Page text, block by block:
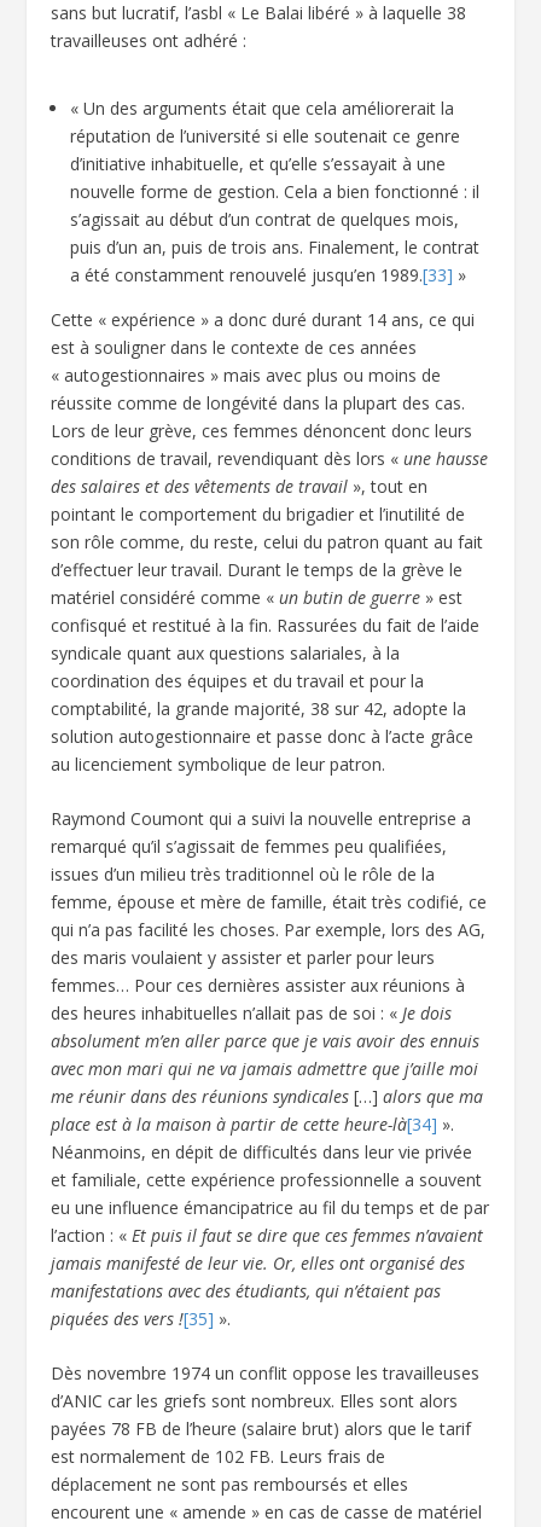
sans but lucratif, l’asbl « Le Balai libéré » à laquelle 38
travailleuses ont adhéré :
« Un des arguments était que cela améliorerait la
réputation de l’université si elle soutenait ce genre
d’initiative inhabituelle, et qu’elle s’essayait à une
nouvelle forme de gestion. Cela a bien fonctionné : il
s’agissait au début d’un contrat de quelques mois,
puis d’un an, puis de trois ans. Finalement, le contrat
a été constamment renouvelé jusqu’en 1989.[33] »
Cette « expérience » a donc duré durant 14 ans, ce qui
est à souligner dans le contexte de ces années
« autogestionnaires » mais avec plus ou moins de
réussite comme de longévité dans la plupart des cas.
Lors de leur grève, ces femmes dénoncent donc leurs
conditions de travail, revendiquant dès lors «une hausse
des salaires et des vêtements de travail », tout en
pointant le comportement du brigadier et l’inutilité de
son rôle comme, du reste, celui du patron quant au fait
d’effectuer leur travail. Durant le temps de la grève le
matériel considéré comme «un butin de guerre » est
confisqué et restitué à la fin. Rassurées du fait de l’aide
syndicale quant aux questions salariales, à la
coordination des équipes et du travail et pour la
comptabilité, la grande majorité, 38 sur 42, adopte la
solution autogestionnaire et passe donc à l’acte grâce
au licenciement symbolique de leur patron.
Raymond Coumont qui a suivi la nouvelle entreprise a
remarqué qu’il s’agissait de femmes peu qualifiées,
issues d’un milieu très traditionnel où le rôle de la
femme, épouse et mère de famille, était très codifié, ce
qui n’a pas facilité les choses. Par exemple, lors des AG,
des maris voulaient y assister et parler pour leurs
femmes… Pour ces dernières assister aux réunions à
des heures inhabituelles n’allait pas de soi : «Je dois
absolument m’en aller parce que je vais avoir des ennuis
avec mon mari qui ne va jamais admettre que j’aille moi
me réunir dans des réunions syndicales[…] alors que ma
place est à la maison à partir de cette heure-là[34] ».
Néanmoins, en dépit de difficultés dans leur vie privée
et familiale, cette expérience professionnelle a souvent
eu une influence émancipatrice au fil du temps et de par
l’action : «Et puis il faut se dire que ces femmes n’avaient
jamais manifesté de leur vie. Or, elles ont organisé des
manifestations avec des étudiants, qui n’étaient pas
piquées des vers ![35] ».
Dès novembre 1974 un conflit oppose les travailleuses
d’ANIC car les griefs sont nombreux. Elles sont alors
payées 78 FB de l’heure (salaire brut) alors que le tarif
est normalement de 102 FB. Leurs frais de
déplacement ne sont pas remboursés et elles
encourent une « amende » en cas de casse de matériel